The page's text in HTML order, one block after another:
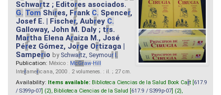
Schwartz ; Editores asociados.
G. Tom Shires, Frank C. Spencer,
Josef E. | Fischer, Aubrey C.
Galloway, John M. Daly ; trs.
Martha Elena Araiza M., José
Pérez Gómez, Jorge Ortizaga |
Samperio by Schwartz, Seymour I.
Publication: México : McGraw-Hill
Interamericana, 2000 . 2 volumenes. : il. ; 27 cm.
Availability: Items available: Biblioteca Ciencias de la Salud Book Cart [ 617.9
/ S399p-07 ] (2), Biblioteca Ciencias de la Salud [ 617.9 / S399p-07 ] (2),